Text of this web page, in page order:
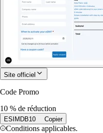
Site officiel
Code Promo
10 % de réduction
ESIMDB10 Copier
Conditions applicables.